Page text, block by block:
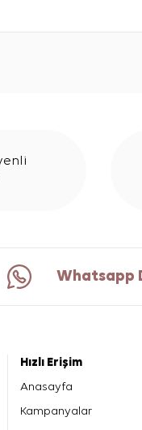
Whatsapp
Hızlı Erişim
Anasayfa
Kampanyalar